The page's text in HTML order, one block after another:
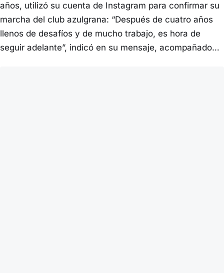
años, utilizó su cuenta de Instagram para confirmar su
marcha del club azulgrana: “Después de cuatro años
llenos de desafíos y de mucho trabajo, es hora de
seguir adelante”, indicó en su mensaje, acompañado…